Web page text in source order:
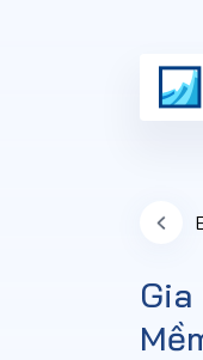
Gia